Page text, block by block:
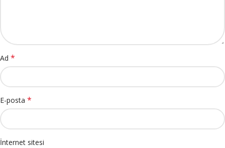
Ad *
E-posta *
İnternet sitesi